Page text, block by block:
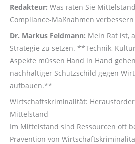
Redakteur: Was raten Sie
Compliance-Maßnahmen verbessern
Dr. Markus Feldmann: Mein Rat ist,
Strategie zu setzen. **Technik,
Aspekte müssen Hand in Hand
nachhaltiger Schutzschild gegen
aufbauen.**
Wirtschaftskriminalität:
Mittelstand
Im Mittelstand sind Ressourcen oft
Prävention von